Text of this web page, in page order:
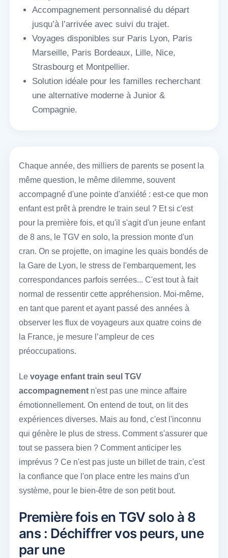
Accompagnement personnalisé du départ
jusqu’à l’arrivée avec suivi du trajet.
Voyages disponibles sur Paris Lyon, Paris
Marseille, Paris Bordeaux, Lille, Nice,
Strasbourg et Montpellier.
Solution idéale pour les familles recherchant
une alternative moderne à Junior &
Compagnie.
Chaque année, des milliers de parents se posent la
même question, le même dilemme, souvent
accompagné d'une pointe d'anxiété : est-ce que mon
enfant est prêt à prendre le train seul ? Et si c'est
pour la première fois, et qu'il s'agit d'un jeune enfant
de 8 ans, le TGV en solo, la pression monte d'un
cran. On se projette, on imagine les quais bondés de
la Gare de Lyon, le stress de l'embarquement, les
correspondances parfois serrées... C'est tout à fait
normal de ressentir cette appréhension. Moi-même,
en tant que parent et ayant passé des années à
observer les flux de voyageurs aux quatre coins de
la France, je mesure l’ampleur de ces
préoccupations.
Le voyage enfant train seul TGV
accompagnementn'est pas une mince affaire
émotionnellement. On entend de tout, on lit des
expériences diverses. Mais au fond, c'est l'inconnu
qui génère le plus de stress. Comment s'assurer que
tout se passera bien ? Comment anticiper les
imprévus ? Ce n'est pas juste un billet de train, c'est
la confiance que l'on place entre les mains d'un
système, pour le bien-être de son petit bout.
Première fois en TGV solo à 8
ans : Déchiffrer vos peurs, une
par une